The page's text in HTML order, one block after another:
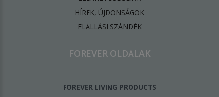
HÍREK, ÚJDONSÁGOK
ELÁLLÁSI SZÁNDÉK
FOREVER OLDALAK
FOREVER LIVING PRODUCTS